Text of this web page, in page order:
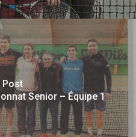
Post
Senior – Équipe 1